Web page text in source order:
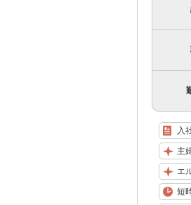
入
主
エ
短